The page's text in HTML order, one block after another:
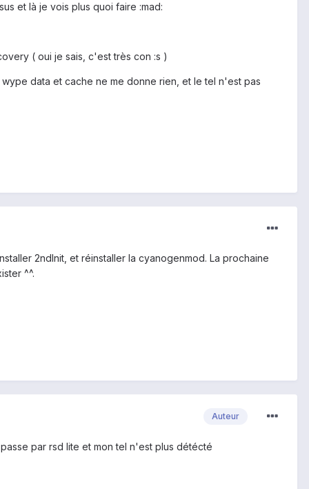
et là je vois plus quoi faire :mad:
( oui je sais, c'est très con :s )
data et cache ne me donne rien, et le tel n'est pas
2ndInit, et réinstaller la cyanogenmod. La prochaine
^^.
Auteur
par rsd lite et mon tel n'est plus détécté